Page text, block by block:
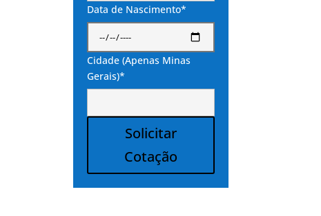
Data de Nascimento*
Cidade (Apenas Minas
Gerais)*
Solicitar
Cotação